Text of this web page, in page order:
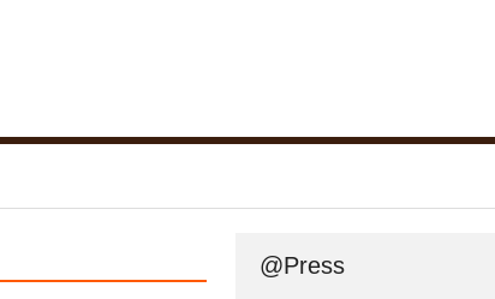
比較サイト
@Press